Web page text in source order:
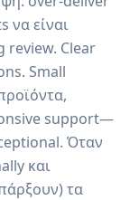
να είναι
review. Clear
Small
support—
Όταν
και
τα